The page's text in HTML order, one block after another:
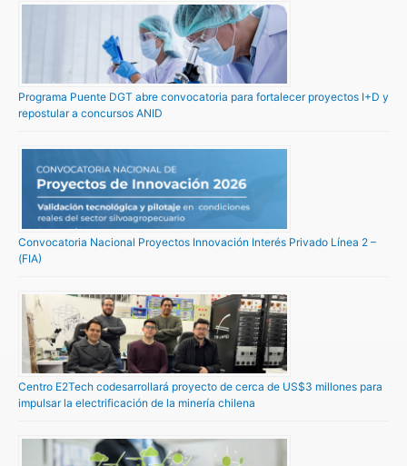
Programa Puente DGT abre convocatoria para fortalecer proyectos I+D y
repostular a concursos ANID
Convocatoria Nacional Proyectos Innovación Interés Privado Línea 2 –
(FIA)
Centro E2Tech codesarrollará proyecto de cerca de US$3 millones para
impulsar la electrificación de la minería chilena